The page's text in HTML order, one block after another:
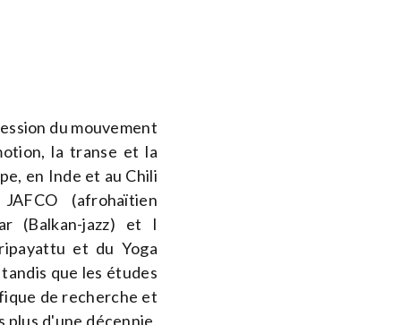
du mouvement
la transe et la
en Inde et au Chili
(afrohaïtien
(Balkan-jazz) et I
et du Yoga
que les études
de recherche et
d'une décennie,